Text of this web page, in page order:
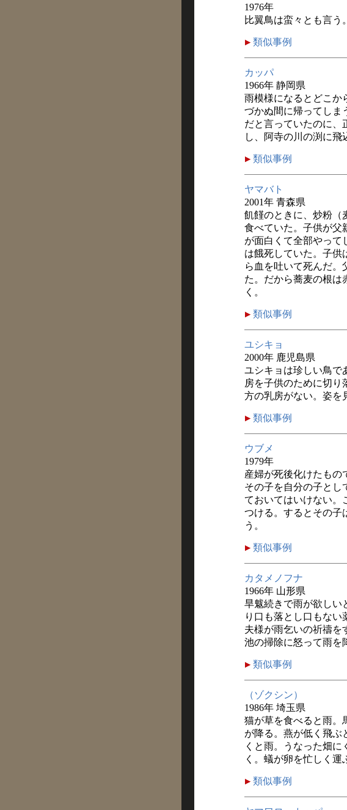
1976年
比翼鳥は蛮々とも言う
類似事例
カッパ
1966年 静岡県
雨模様になるとどこか
づかぬ間に帰ってしま
だと言っていたのに、
し、阿寺の川の渕に飛
類似事例
ヤマバト
2001年 青森県
飢饉のときに、炒粉（
食べていた。子供が父
が面白くて全部やって
は餓死していた。子供
ら血を吐いて死んだ。
た。だから蕎麦の根は
く。
類似事例
ユシキョ
2000年 鹿児島県
ユシキョは珍しい鳥で
房を子供のために切り
方の乳房がない。姿を
類似事例
ウブメ
1979年
産婦が死後化けたもの
その子を自分の子とし
ておいてはいけない。
つける。するとその子
う。
類似事例
カタメノフナ
1966年 山形県
旱魃続きで雨が欲しい
り口も落とし口もな
夫様が雨乞いの祈禱を
池の掃除に怒って雨を
類似事例
（ゾクシン）
1986年 埼玉県
猫が草を食べると雨。
が降る。燕が低く飛ぶ
くと雨。うなった畑
く。蟻が卵を忙しく運
類似事例